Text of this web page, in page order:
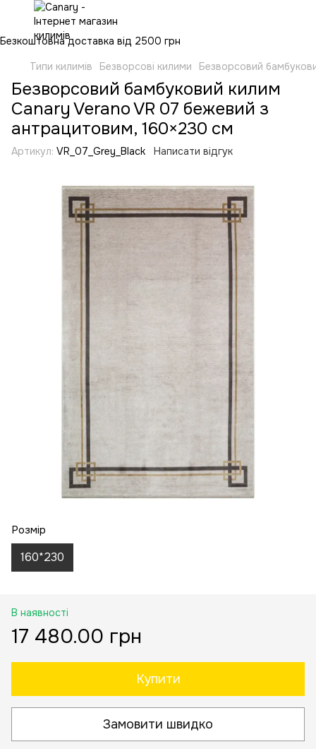
Безкоштовна доставка від 2500 грн
Типи килимів
Безворсові килими Безворсовий
Безворсовий бамбуковий килим
Canary Verano VR 07 бежевий з
антрацитовим, 160×230 см
Артикул: VR_07_Grey_Black Написати відгук
Розмір
160*230
В наявності
17 480.00 грн
Купити
Замовити швидко